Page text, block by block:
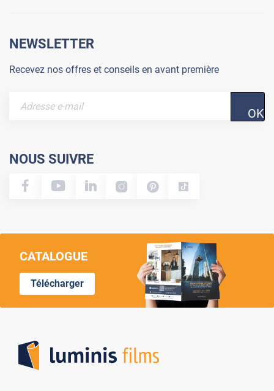
NEWSLETTER
Recevez nos offres et conseils en avant première
OK
NOUS SUIVRE
CATALOGUE
Télécharger